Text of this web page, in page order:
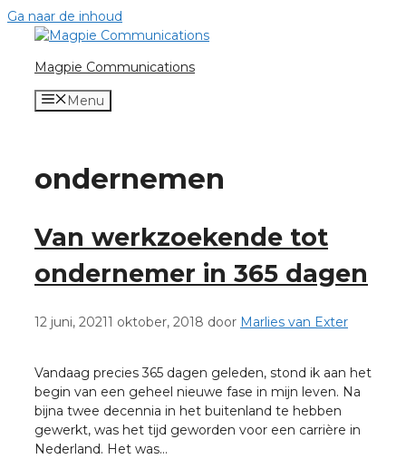
Ga naar de inhoud
Magpie Communications
Menu
ondernemen
Van werkzoekende tot
ondernemer in 365 dagen
12 juni, 20211 oktober, 2018 door Marlies van Exter
Vandaag precies 365 dagen geleden, stond ik aan het
begin van een geheel nieuwe fase in mijn leven. Na
bijna twee decennia in het buitenland te hebben
gewerkt, was het tijd geworden voor een carrière in
Nederland. Het was…